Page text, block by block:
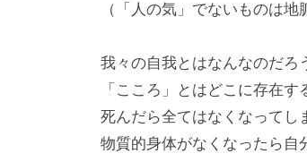
（「人の気」でないものは
我々の自我とはなんなのだろ
「こころ」とはどこに存在す
死んだら全てはなくなってし
物質的身体がなくなったら自